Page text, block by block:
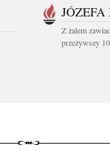
Z żalem
przeżywszy